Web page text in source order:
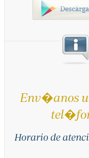
Env�anos
Horario de